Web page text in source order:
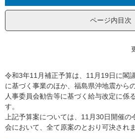
ページ内目次
令和3年11月補正予算は、11月19日に閣
に基づく事業のほか、福島県沖地震から
人事委員会勧告等に基づく給与改定に係
す。
上記予算案については、11月30日開催の
会において、全て原案のとおり可決されま